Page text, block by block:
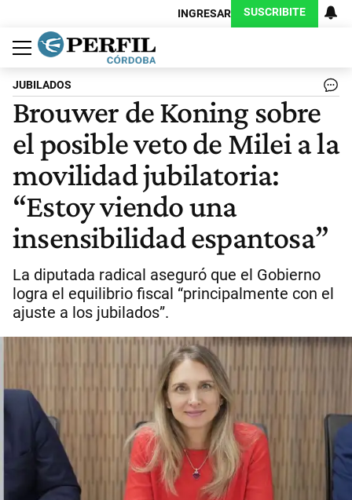
INGRESAR SUSCRIBITE
Política
Economía
Judiciales
Sociedad
Cultura
Espectáculos
Deportes
Protagonistas
JUBILADOS
Brouwer de Koning sobre
el posible veto de Milei a la
movilidad jubilatoria:
“Estoy viendo una
insensibilidad espantosa”
La diputada radical aseguró que el Gobierno
logra el equilibrio fiscal “principalmente con el
ajuste a los jubilados”.